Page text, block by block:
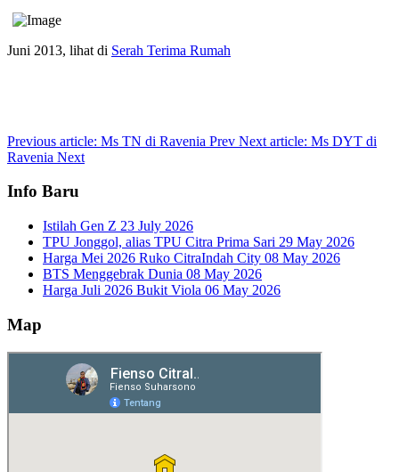
Juni 2013, lihat di Serah Terima Rumah
Previous article: Ms TN di Ravenia Prev Next article: Ms DYT di
Ravenia Next
Info Baru
Istilah Gen Z 23 July 2026
TPU Jonggol, alias TPU Citra Prima Sari 29 May 2026
Harga Mei 2026 Ruko CitraIndah City 08 May 2026
BTS Menggebrak Dunia 08 May 2026
Harga Juli 2026 Bukit Viola 06 May 2026
Map